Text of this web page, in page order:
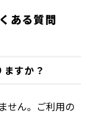
ある質問
すか？
せん。ご利用の